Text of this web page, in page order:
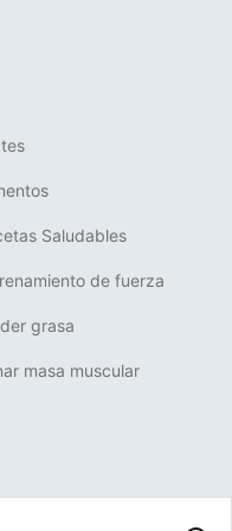
Saludables
de fuerza
grasa
masa muscular